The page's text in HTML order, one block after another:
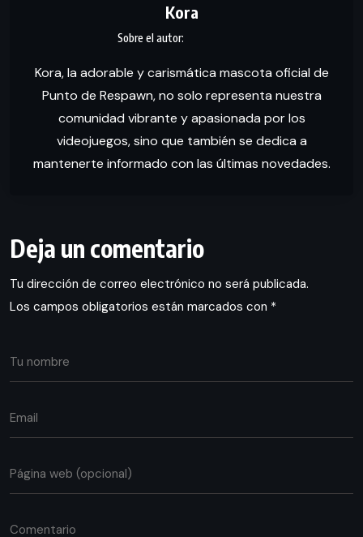
Kora
Kora, la adorable y carismática mascota oficial de
Punto de Respawn, no solo representa nuestra
comunidad vibrante y apasionada por los
videojuegos, sino que también se dedica a
mantenerte informado con las últimas novedades.
Deja un comentario
Tu dirección de correo electrónico no será publicada.
Los campos obligatorios están marcados con *